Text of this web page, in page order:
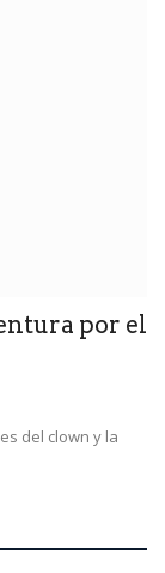
por el
del clown y la